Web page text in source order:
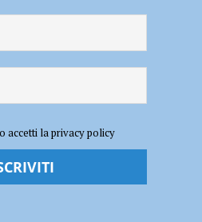
Barbieri per una città che riparta dopo il
“Con Patrizia
accetti la privacy policy